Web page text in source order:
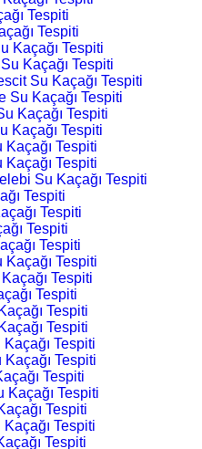
Tespiti
Tespiti
Kaçağı Tespiti
Kaçağı Tespiti
Su Kaçağı Tespiti
Su Kaçağı Tespiti
Kaçağı Tespiti
Kaçağı Tespiti
Kaçağı Tespiti
Tespiti
Su Kaçağı Tespiti
Tespiti
Tespiti
Tespiti
Tespiti
Tespiti
Tespiti
Tespiti
Tespiti
Tespiti
Kaçağı Tespiti
Kaçağı Tespiti
Tespiti
Kaçağı Tespiti
Tespiti
Tespiti
Tespiti